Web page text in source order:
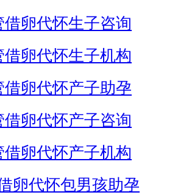
借卵代怀生子咨询
借卵代怀生子机构
借卵代怀产子助孕
借卵代怀产子咨询
借卵代怀产子机构
卵代怀包男孩助孕